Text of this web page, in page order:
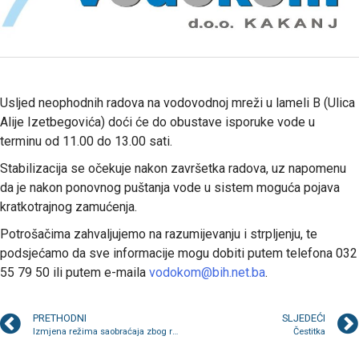
Usljed neophodnih radova na vodovodnoj mreži u lameli B (Ulica
Alije Izetbegovića) doći će do obustave isporuke vode u
terminu od 11.00 do 13.00 sati.
Stabilizacija se očekuje nakon završetka radova, uz napomenu
da je nakon ponovnog puštanja vode u sistem moguća pojava
kratkotrajnog zamućenja.
Potrošačima zahvaljujemo na razumijevanju i strpljenju, te
podsjećamo da sve informacije mogu dobiti putem telefona 032
55 79 50 ili putem e-maila vodokom@bih.net.ba.
PRETHODNI
Izmjena režima saobraćaja zbog radova u Ulici Patriotske lige 25. i 26. marta
SLJEDEĆI
Čestitka